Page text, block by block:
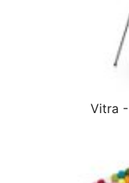
Vitra